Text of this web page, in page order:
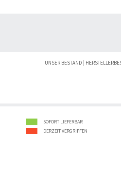
UNSER BESTAND |
SOFORT LIEFERBAR
DERZEIT VERGRIFFEN